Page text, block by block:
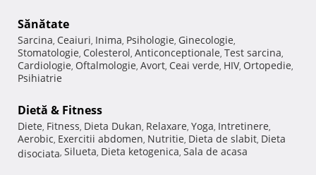
Sănătate
Sarcina, Ceaiuri, Inima, Psihologie, Ginecologie,
Stomatologie, Colesterol, Anticonceptionale, Test sarcina,
Cardiologie, Oftalmologie, Avort, Ceai verde, HIV, Ortopedie,
Psihiatrie
Dietă & Fitness
Diete, Fitness, Dieta Dukan, Relaxare, Yoga, Intretinere,
Aerobic, Exercitii abdomen, Nutritie, Dieta de slabit, Dieta
disociata, Silueta, Dieta ketogenica, Sala de acasa